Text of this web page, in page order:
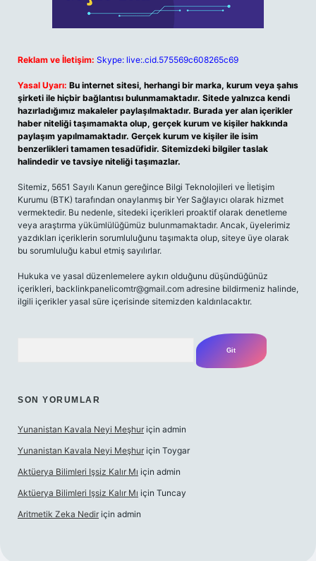
Reklam ve İletişim: Skype: live:.cid.575569c608265c69
Yasal Uyarı: Bu internet sitesi, herhangi bir marka, kurum veya şahıs
şirketi ile hiçbir bağlantısı bulunmamaktadır. Sitede yalnızca kendi
hazırladığımız makaleler paylaşılmaktadır. Burada yer alan içerikler
haber niteliği taşımamakta olup, gerçek kurum ve kişiler hakkında
paylaşım yapılmamaktadır. Gerçek kurum ve kişiler ile isim
benzerlikleri tamamen tesadüfidir. Sitemizdeki bilgiler taslak
halindedir ve tavsiye niteliği taşımazlar.
Sitemiz, 5651 Sayılı Kanun gereğince Bilgi Teknolojileri ve İletişim
Kurumu (BTK) tarafından onaylanmış bir Yer Sağlayıcı olarak hizmet
vermektedir. Bu nedenle, sitedeki içerikleri proaktif olarak denetleme
veya araştırma yükümlülüğümüz bulunmamaktadır. Ancak, üyelerimiz
yazdıkları içeriklerin sorumluluğunu taşımakta olup, siteye üye olarak
bu sorumluluğu kabul etmiş sayılırlar.
Hukuka ve yasal düzenlemelere aykırı olduğunu düşündüğünüz
içerikleri, backlinkpanelicomtr@gmail.com adresine bildirmeniz halinde,
ilgili içerikler yasal süre içerisinde sitemizden kaldırılacaktır.
SON YORUMLAR
Yunanistan Kavala Neyi Meşhur için admin
Yunanistan Kavala Neyi Meşhur için Toygar
Aktüerya Bilimleri Işsiz Kalır Mı için admin
Aktüerya Bilimleri Işsiz Kalır Mı için Tuncay
Aritmetik Zeka Nedir için admin